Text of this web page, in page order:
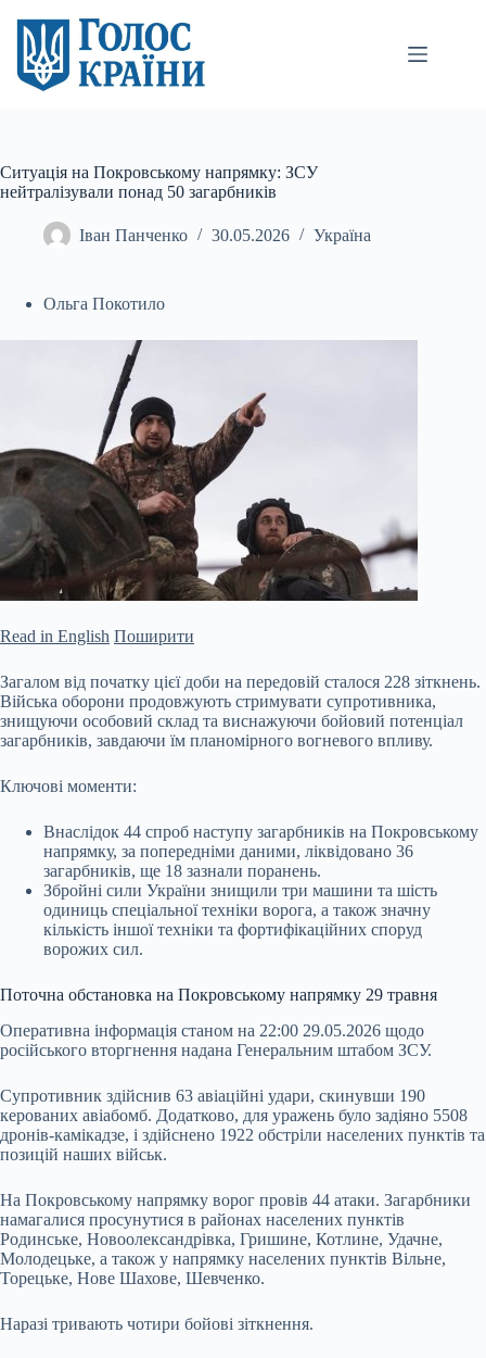
вмісту
Ситуація на Покровському напрямку: ЗСУ
нейтралізували понад 50 загарбників
Іван Панченко 30.05.2026 Україна
Ольга Покотило
Read in English Поширити
Загалом від початку цієї доби на передовій сталося 228 зіткнень.
Війська оборони продовжують стримувати супротивника,
знищуючи особовий склад та виснажуючи бойовий потенціал
загарбників, завдаючи їм планомірного вогневого впливу.
Ключові моменти:
Внаслідок 44 спроб наступу загарбників на Покровському
напрямку, за попередніми даними, ліквідовано 36
загарбників, ще 18 зазнали поранень.
Збройні сили України знищили три машини та шість
одиниць спеціальноїтехніки ворога, а також значну
кількість іншої техніки та фортифікаційних споруд
ворожих сил.
Поточна обстановка на Покровському напрямку 29 травня
Оперативна інформація станом на 22:00 29.05.2026 щодо
російського вторгнення надана Генеральним штабом ЗСУ.
Супротивник здійснив 63 авіаційні удари, скинувши 190
керованих авіабомб. Додатково, для уражень було задіяно 5508
дронів-камікадзе, і здійснено 1922 обстріли населених пунктів та
позицій наших військ.
На Покровському напрямку ворог провів 44 атаки. Загарбники
намагалися просунутися в районах населених пунктів
Родинське, Новоолександрівка, Гришине, Котлине, Удачне,
Молодецьке, а також у напрямку населених пунктів Вільне,
Торецьке, Нове Шахове, Шевченко.
Наразі тривають чотири бойові зіткнення.